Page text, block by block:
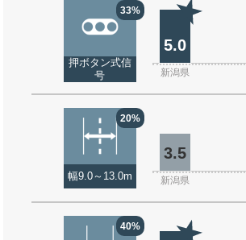
33%
押ボタン式信
号
5.0
新潟県
20%
幅9.0～13.0m
3.5
新潟県
40%